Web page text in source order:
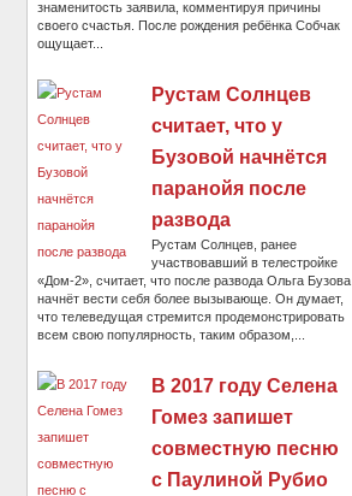
знаменитость заявила, комментируя причины
своего счастья. После рождения ребёнка Собчак
ощущает...
Рустам Солнцев
считает, что у
Бузовой начнётся
паранойя после
развода
Рустам Солнцев, ранее
участвовавший в телестройке
«Дом-2», считает, что после развода Ольга Бузова
начнёт вести себя более вызывающе. Он думает,
что телеведущая стремится продемонстрировать
всем свою популярность, таким образом,...
В 2017 году Селена
Гомез запишет
совместную песню
с Паулиной Рубио